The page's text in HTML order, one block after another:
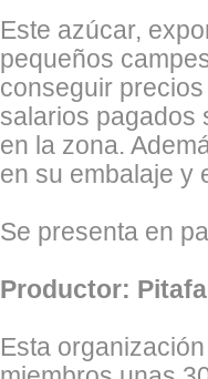
Este azúcar,
pequeños
conseguir
salarios pagados
en la zona.
en su embalaje y
Se presenta en
Productor:
Esta